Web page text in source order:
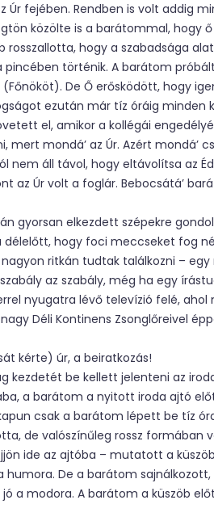
Úr fejében. Rendben is volt addig
közölte is a barátommal, hogy
hogy a szabadsága
történik. A barátom
De Ő erősködött, hogy
ezután már tíz óráig minden
el, amikor a kollégái
mondá’ az Úr. Azért mondá’
áll távol, hogy eltávolítsa az
az Úr volt a foglár. Bebocsátá’
gyorsan elkezdett szépekre
hogy foci meccseket fog
ritkán tudtak találkozni –
az szabály, még ha egy
nyugatra lévő televízió felé, ahol
Déli Kontinens Zsonglőreivel
kérte) úr, a beiratkozás!
kezdetét be kellett jelenteni az
a barátom a nyitott iroda ajtó
csak a barátom lépett be tíz
de valószínűleg rossz formában
ide az ajtóba – mutatott a
humora. De a barátom
a modora. A barátom a küszöb